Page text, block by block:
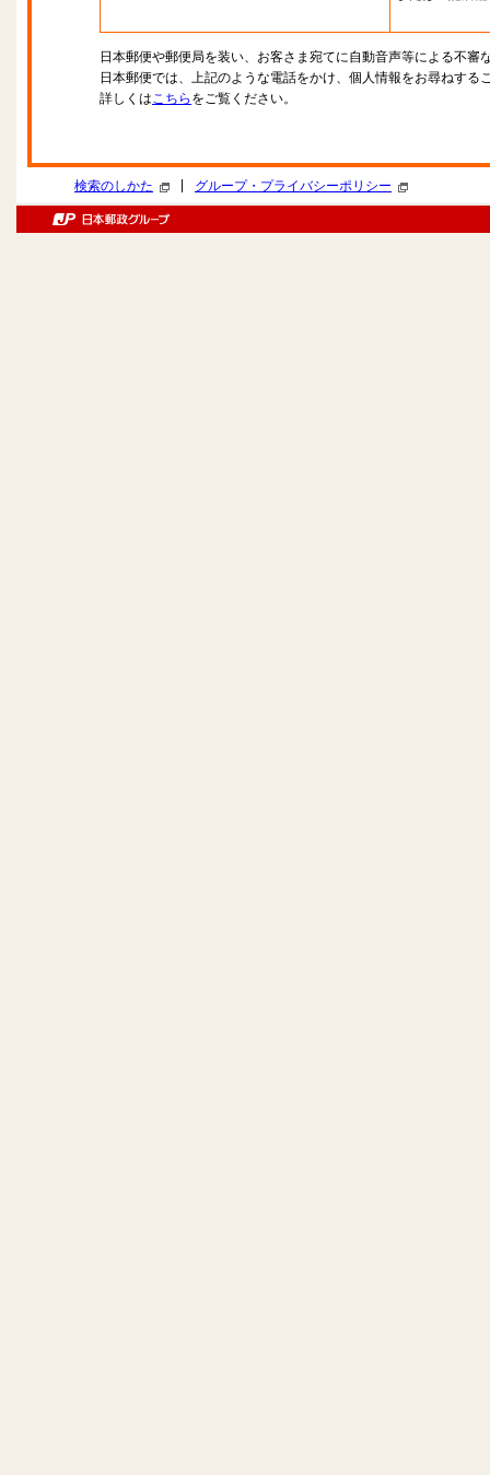
日本郵便や郵便局を装い、お客さま宛てに自動音声等による不審
日本郵便では、上記のような電話をかけ、個人情報をお尋ねする
詳しくはこちら をご覧ください。
検索のしかた グループ・プライバシーポリシー